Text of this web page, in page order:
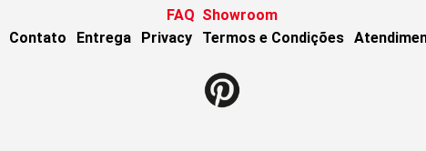
FAQ Showroom
Contato Entrega Privacy Termos e Condições